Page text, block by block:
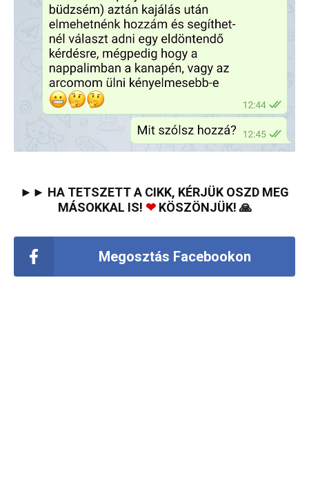
►► HA TETSZETT A CIKK, KÉRJÜK OSZD MEG
MÁSOKKAL IS! ❤KÖSZÖNJÜK! 🙏
Megosztás Facebookon